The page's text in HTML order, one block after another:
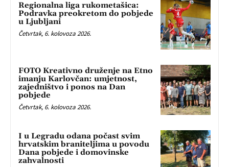
Regionalna liga rukometašica:
Podravka preokretom do pobjede
u Ljubljani
Četvrtak, 6. kolovoza 2026.
FOTO Kreativno druženje na Etno
imanju Karlovčan: umjetnost,
zajedništvo i ponos na Dan
pobjede
Četvrtak, 6. kolovoza 2026.
I u Legradu odana počast svim
hrvatskim braniteljima u povodu
Dana pobjede i domovinske
zahvalnosti